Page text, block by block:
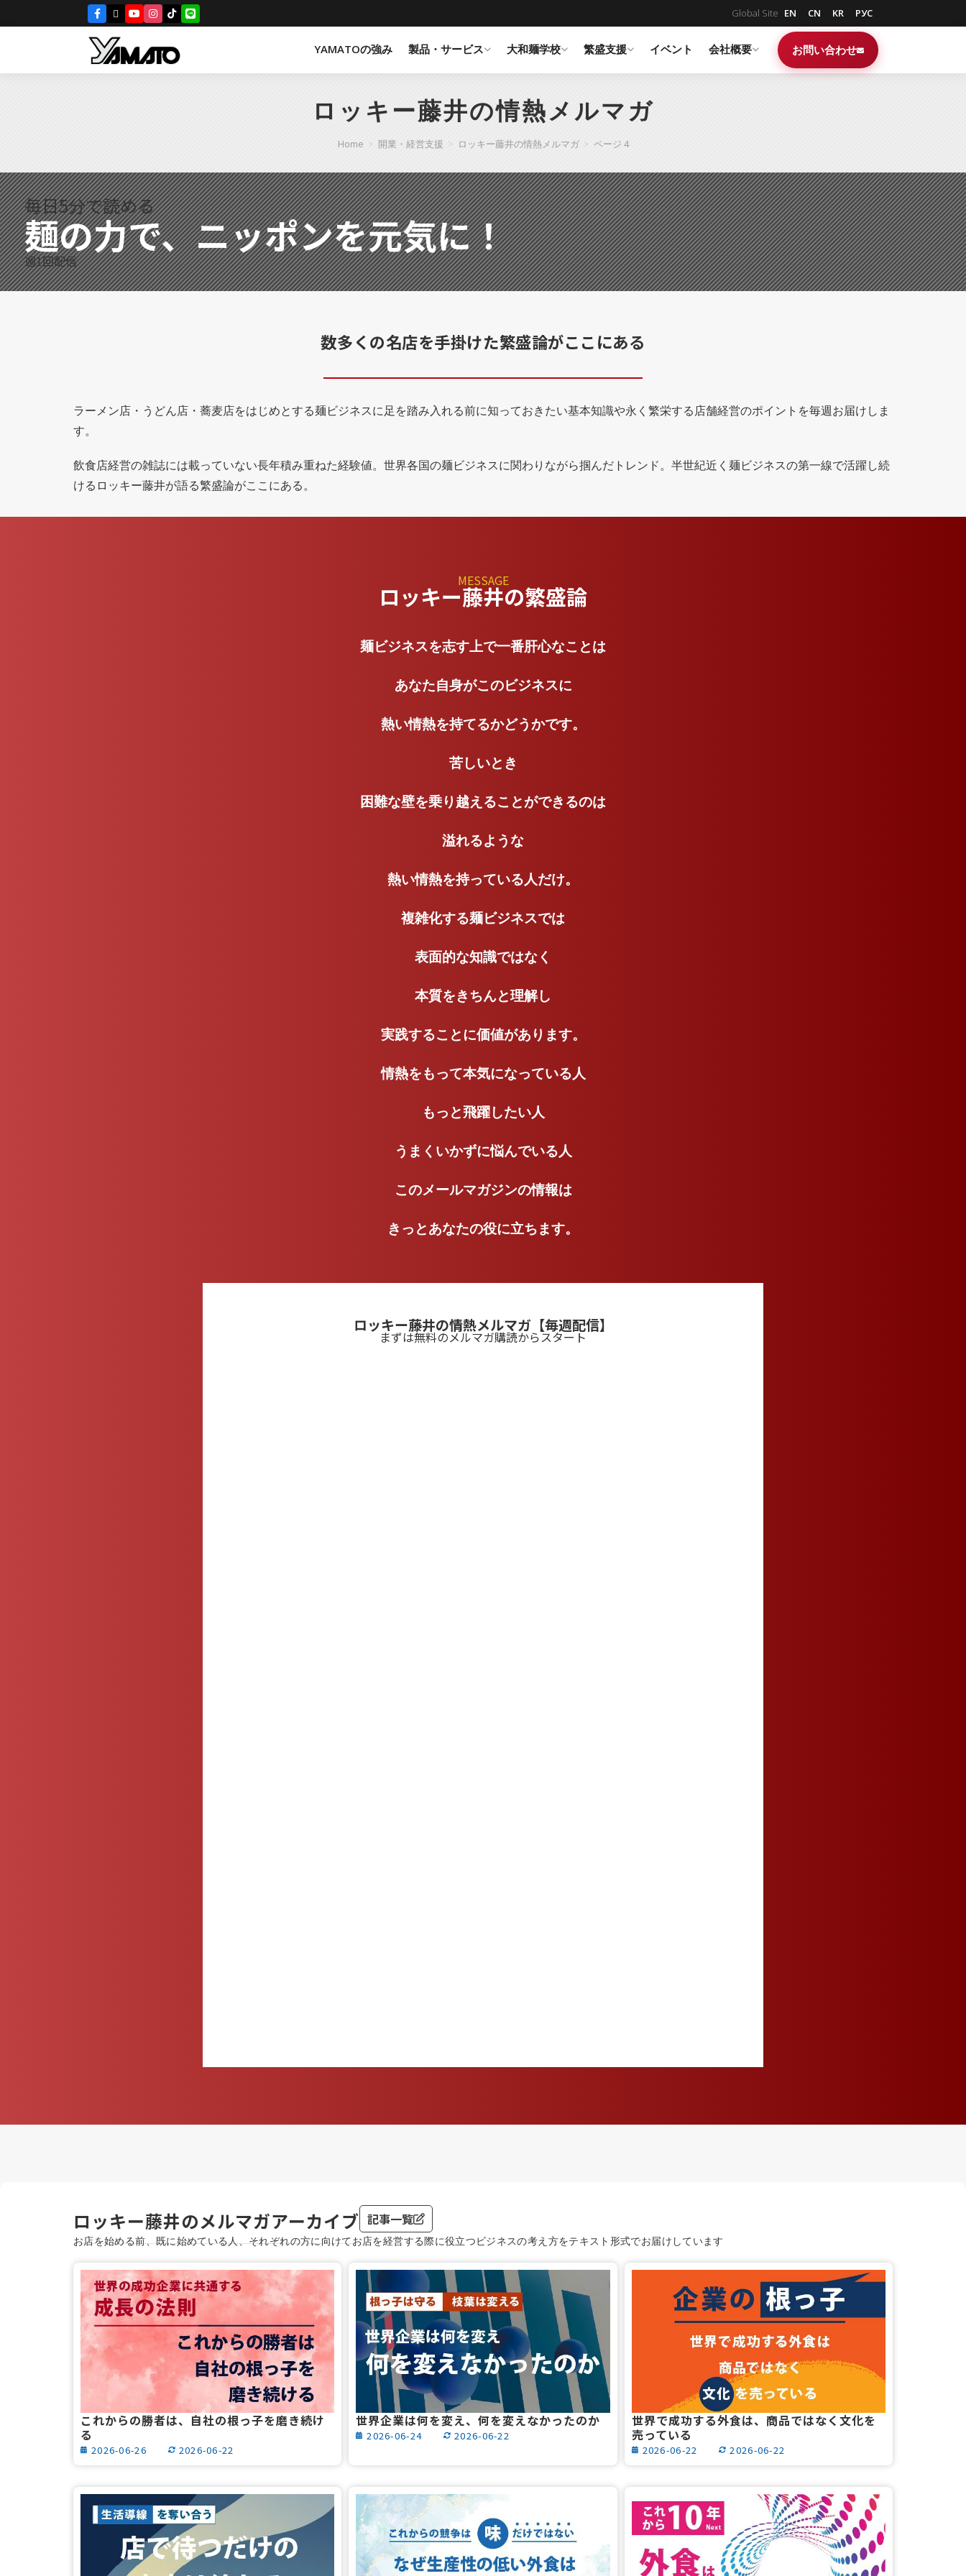
Global Site EN CN KR РУС
YAMATOの強み 製品・サービス 大和麺学校 繁盛支援 イベント 会社概要 お問い合わせ
ロッキー藤井の情熱メルマガ
Home > 開業・経営支援 > ロッキー藤井の情熱メルマガ > ページ 4
毎日5分で読める
麺の力で、ニッポンを元気に！
週1回配信
数多くの名店を手掛けた繁盛論がここにある
ラーメン店・うどん店・蕎麦店をはじめとする麺ビジネスに足を踏み入れる前に知っておきたい基本知識や永く繁栄する店舗経営のポイントを毎週お届けしま
す。
飲食店経営の雑誌には載っていない長年積み重ねた経験値。世界各国の麺ビジネスに関わりながら掴んだトレンド。半世紀近く麺ビジネスの第一線で活躍し続
けるロッキー藤井が語る繁盛論がここにある。
MESSAGE
ロッキー藤井の繁盛論
麺ビジネスを志す上で一番肝心なことは
あなた自身がこのビジネスに
熱い情熱を持てるかどうかです。
苦しいとき
困難な壁を乗り越えることができるのは
溢れるような
熱い情熱を持っている人だけ。
複雑化する麺ビジネスでは
表面的な知識ではなく
本質をきちんと理解し
実践することに価値があります。
情熱をもって本気になっている人
もっと飛躍したい人
うまくいかずに悩んでいる人
このメールマガジンの情報は
きっとあなたの役に立ちます。
ロッキー藤井の情熱メルマガ【毎週配信】
まずは無料のメルマガ購読からスタート
ロッキー藤井のメルマガアーカイブ 記事一覧
お店を始める前、既に始めている人、それぞれの方に向けてお店を経営する際に役立つビジネスの考え方をテキスト形式でお届けしています
これからの勝者は、自社の根っ子を磨き続け
る
2026-06-26 2026-06-22
世界企業は何を変え、何を変えなかったのか
2026-06-24 2026-06-22
世界で成功する外食は、商品ではなく文化を
売っている
2026-06-22 2026-06-22